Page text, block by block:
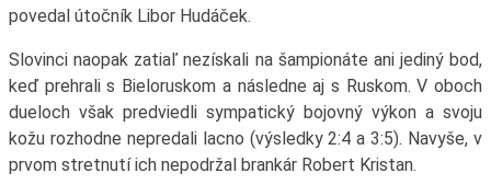
povedal útočník Libor Hudáček.
Slovinci naopak zatiaľ nezískali na šampionáte ani jediný bod,
keď prehrali s Bieloruskom a následne aj s Ruskom. V oboch
dueloch však predviedli sympatický bojovný výkon a svoju
kožu rozhodne nepredali lacno (výsledky 2:4 a 3:5). Navyše, v
prvom stretnutí ich nepodržal brankár Robert Kristan.